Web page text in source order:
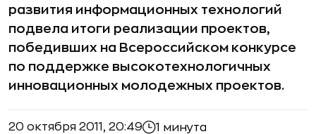
развития информационных технологий
подвела итоги реализации проектов,
победивших на Всероссийском конкурсе
по поддержке высокотехнологичных
инновационных молодежных проектов.
20 октября 2011, 20:49 1 минута